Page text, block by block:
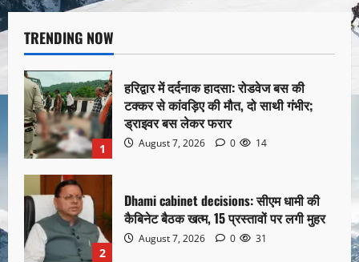
TRENDING NOW
1
हरिद्वार में दर्दनाक हादसा: रोडवेज बस की
टक्कर से कांवड़िए की मौत, दो साथी गंभीर;
ड्राइवर बस लेकर फरार
August 7, 2026 0 14
2
Dhami cabinet decisions: सीएम धामी की
कैबिनेट बैठक खत्म, 15 प्रस्तावों पर लगी मुहर
August 7, 2026 0 31